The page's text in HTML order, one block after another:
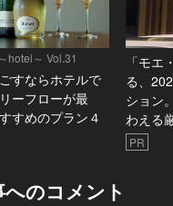
hotel～ Vol.31
すならホテルで
ーフローが最
すめのプラン４
「モ
る、
ション
わえる
PR
のコメント